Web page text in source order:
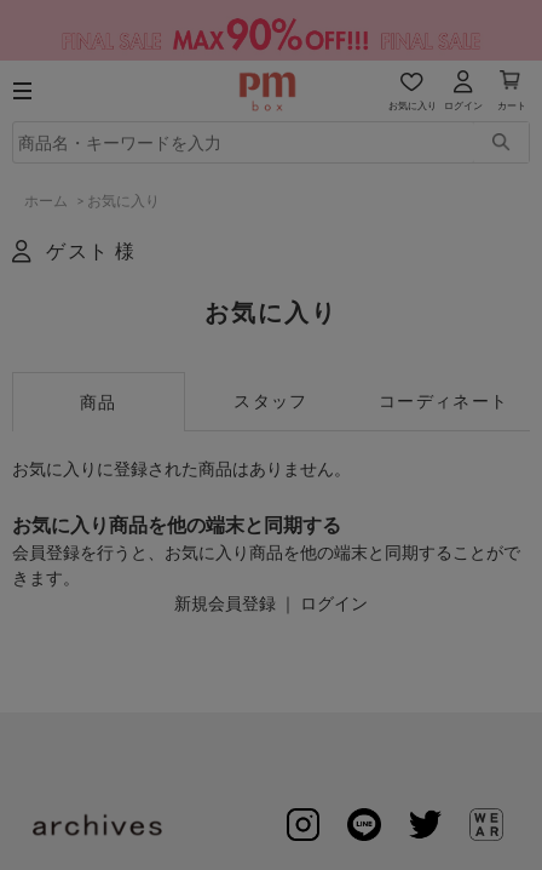
お気に入り ログイン カート
ホーム > お気に入り
ゲスト 様
お気に入り
商品 スタッフ コーディネート
お気に入りに登録された商品はありません。
お気に入り商品を他の端末と同期する
会員登録を行うと、お気に入り商品を他の端末と同期することがで
きます。
新規会員登録 ｜ ログイン